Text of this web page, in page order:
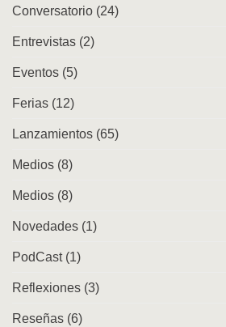
Conversatorio (24)
Entrevistas (2)
Eventos (5)
Ferias (12)
Lanzamientos (65)
Medios (8)
Medios (8)
Novedades (1)
PodCast(1)
Reflexiones (3)
Reseñas (6)